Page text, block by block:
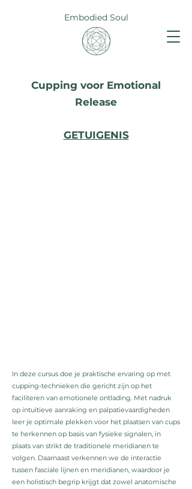
Embodied Soul
Cupping voor Emotional
Release
GETUIGENIS
In deze cursus doe je praktische ervaring op met
cupping-technieken die gericht zijn op het
faciliteren van emotionele ontlading. Met nadruk
op intuïtieve aanraking en palpatievaardigheden
leer je optimale plekken voor het plaatsen van cups
te herkennen op basis van fysieke signalen, in
plaats van strikt de traditionele meridianen te
volgen. Daarnaast verkennen we de interactie
tussen fasciale lijnen en meridianen, waardoor je
een holistisch begrip krijgt dat zowel anatomische